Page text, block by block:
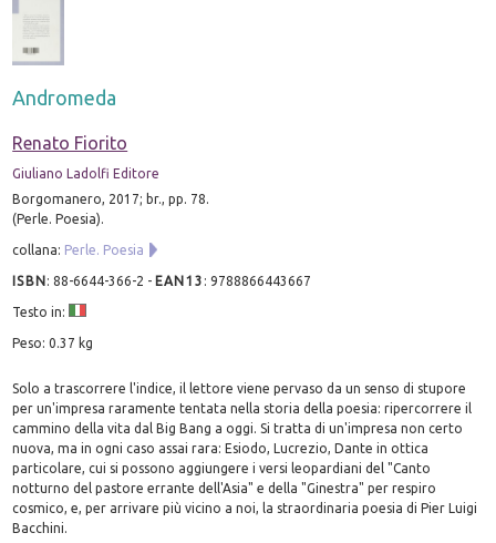
Andromeda
Renato Fiorito
Giuliano Ladolfi Editore
Borgomanero, 2017; br., pp. 78.
(Perle. Poesia).
collana: Perle. Poesia
ISBN:88-6644-366-2 - EAN13 :9788866443667
Testo in:
Peso: 0.37 kg
Solo a trascorrere l'indice, il lettore viene pervaso da un senso di stupore
per un'impresa raramente tentata nella storia della poesia: ripercorrere il
cammino della vita dal Big Bang a oggi. Si tratta di un'impresa non certo
nuova, ma in ogni caso assai rara: Esiodo, Lucrezio, Dante in ottica
particolare, cui si possono aggiungere i versi leopardiani del "Canto
notturno del pastore errante dell'Asia" e della "Ginestra" per respiro
cosmico, e, per arrivare più vicino a noi, la straordinaria poesia di Pier Luigi
Bacchini.